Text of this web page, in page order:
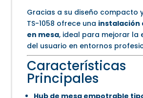
Gracias a su diseño compacto
TS-1058 ofrece una instalación
en mesa, ideal para mejorar la
del usuario en entornos
Características
Principales